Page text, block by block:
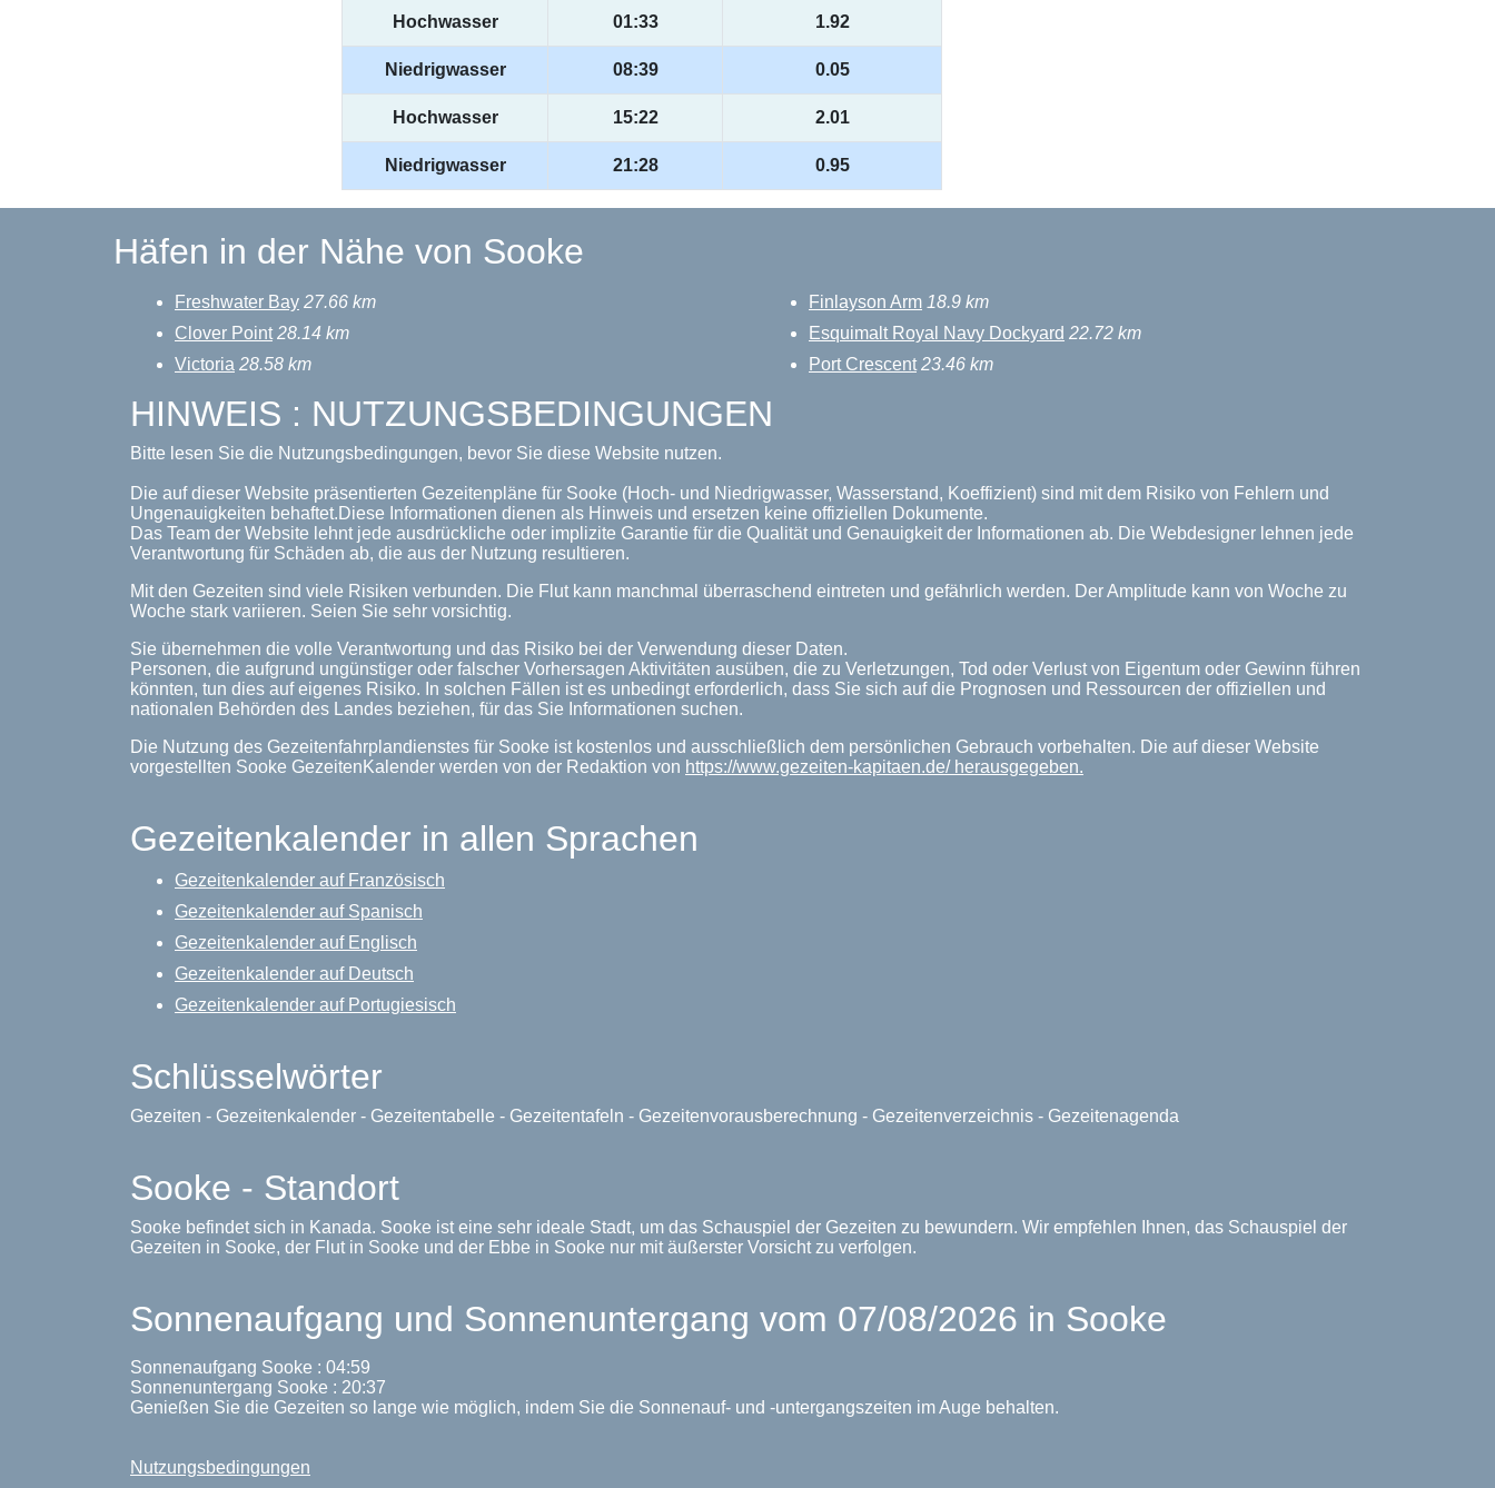
Hochwasser 01:33 1.92
Niedrigwasser 08:39 0.05
Hochwasser 15:22 2.01
Niedrigwasser 21:28 0.95
Häfen in der Nähe von Sooke
Freshwater Bay 27.66 km
Clover Point 28.14 km
Victoria 28.58 km
Finlayson Arm 18.9 km
Esquimalt Royal Navy Dockyard 22.72 km
Port Crescent 23.46 km
HINWEIS : NUTZUNGSBEDINGUNGEN
Bitte lesen Sie die Nutzungsbedingungen, bevor Sie diese Website nutzen.
Die auf dieser Website präsentierten Gezeitenpläne für Sooke (Hoch- und Niedrigwasser, Wasserstand, Koeffizient) sind mit dem Risiko von Fehlern und
Ungenauigkeiten behaftet.Diese Informationen dienen als Hinweis und ersetzen keine offiziellen Dokumente.
Das Team der Website lehnt jede ausdrückliche oder implizite Garantie für die Qualität und Genauigkeit der Informationen ab. Die Webdesigner lehnen jede
Verantwortung für Schäden ab, die aus der Nutzung resultieren.
Mit den Gezeiten sind viele Risiken verbunden. Die Flut kann manchmal überraschend eintreten und gefährlich werden. Der Amplitude kann von Woche zu
Woche stark variieren. Seien Sie sehr vorsichtig.
Sie übernehmen die volle Verantwortung und das Risiko bei der Verwendung dieser Daten.
Personen, die aufgrund ungünstiger oder falscher Vorhersagen Aktivitäten ausüben, die zu Verletzungen, Tod oder Verlust von Eigentum oder Gewinn führen
könnten, tun dies auf eigenes Risiko. In solchen Fällen ist es unbedingt erforderlich, dass Sie sich auf die Prognosen und Ressourcen der offiziellen und
nationalen Behörden des Landes beziehen, für das Sie Informationen suchen.
Die Nutzung des Gezeitenfahrplandienstes für Sooke ist kostenlos und ausschließlich dem persönlichen Gebrauch vorbehalten. Die auf dieser Website
vorgestellten Sooke GezeitenKalender werden von der Redaktion von https://www.gezeiten-kapitaen.de/ herausgegeben.
Gezeitenkalender in allen Sprachen
Gezeitenkalender auf Französisch
Gezeitenkalender auf Spanisch
Gezeitenkalender auf Englisch
Gezeitenkalender auf Deutsch
Gezeitenkalender auf Portugiesisch
Schlüsselwörter
Gezeiten - Gezeitenkalender - Gezeitentabelle - Gezeitentafeln - Gezeitenvorausberechnung - Gezeitenverzeichnis - Gezeitenagenda
Sooke - Standort
Sooke befindet sich in Kanada. Sooke ist eine sehr ideale Stadt, um das Schauspiel der Gezeiten zu bewundern. Wir empfehlen Ihnen, das Schauspiel der
Gezeiten in Sooke, der Flut in Sooke und der Ebbe in Sooke nur mit äußerster Vorsicht zu verfolgen.
Sonnenaufgang und Sonnenuntergang vom 07/08/2026 in Sooke
Sonnenaufgang Sooke : 04:59
Sonnenuntergang Sooke : 20:37
Genießen Sie die Gezeiten so lange wie möglich, indem Sie die Sonnenauf- und -untergangszeiten im Auge behalten.
Nutzungsbedingungen